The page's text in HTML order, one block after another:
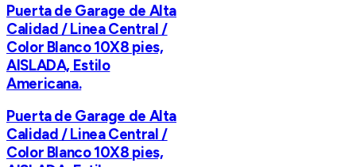
Puerta de Garage de Alta
Calidad / Linea Central /
Color Blanco 10X8 pies,
AISLADA, Estilo
Americana.
Puerta de Garage de Alta
Calidad / Linea Central /
Color Blanco 10X8 pies,